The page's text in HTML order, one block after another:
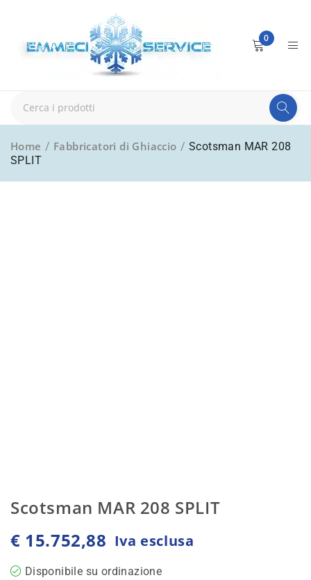
0
Home / Fabbricatori di Ghiaccio / Scotsman MAR 208
SPLIT
Scotsman MAR 208 SPLIT
€ 15.752,88 Iva esclusa
Disponibile su ordinazione